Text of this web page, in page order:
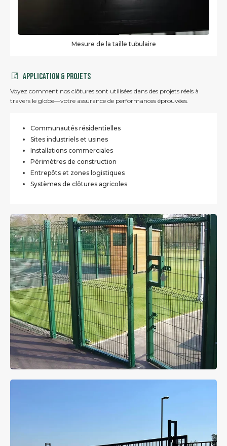
Mesure de la taille tubulaire
Application & Projets
Voyez comment nos clôtures sont utilisées dans des projets réels à
travers le globe—votre assurance de performances éprouvées.
Communautés résidentielles
Sites industriels et usines
Installations commerciales
Périmètres de construction
Entrepôts et zones logistiques
Systèmes de clôtures agricoles